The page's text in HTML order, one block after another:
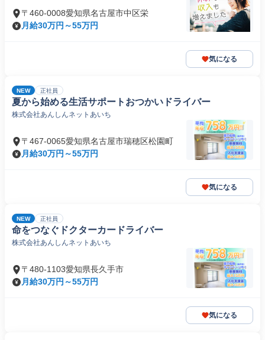
〒460-0008愛知県名古屋市中区栄
月給30万円～55万円
気になる
NEW 正社員
夏から始める生活サポートおつかいドライバー
株式会社あんしんネットあいち
〒467-0065愛知県名古屋市瑞穂区松園町
月給30万円～55万円
気になる
NEW 正社員
命をつなぐドクターカードライバー
株式会社あんしんネットあいち
〒480-1103愛知県長久手市
月給30万円～55万円
気になる